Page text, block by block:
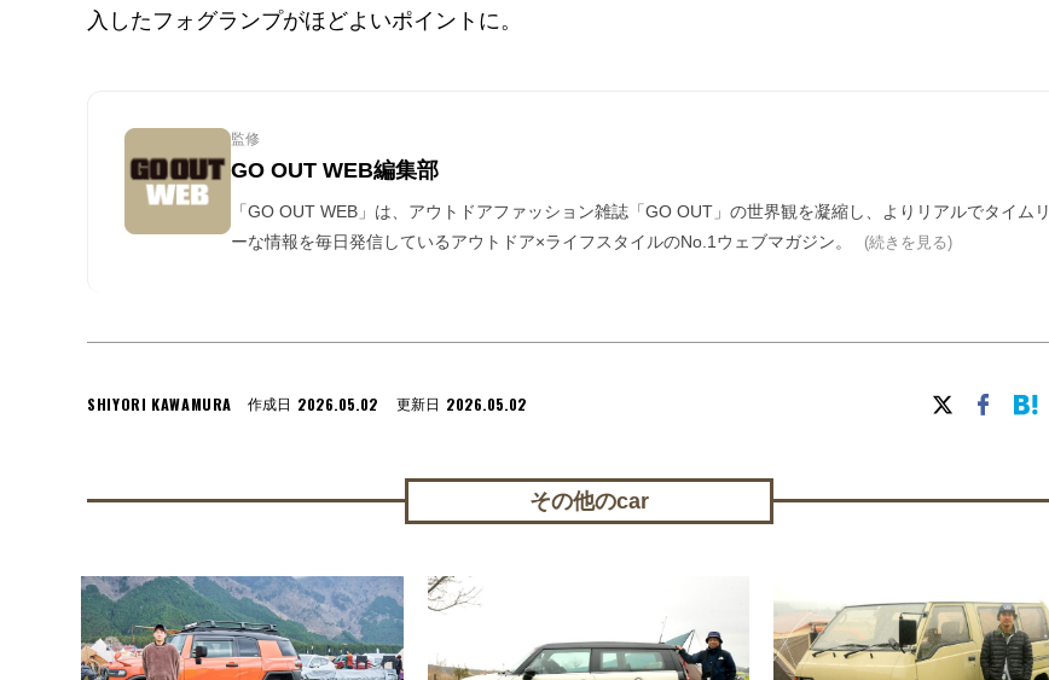
入したフォグランプがほどよいポイントに。
監修
GO OUT WEB編集部
「GO OUT WEB」は、アウトドアファッション雑誌「GO OUT」の世界観を凝縮し、よりリアルでタイムリ
ーな情報を毎日発信しているアウトドア×ライフスタイルのNo.1ウェブマガジン。
(続きを見る)
SHIYORI KAWAMURA 作成日 2026.05.02 更新日 2026.05.02
その他のcar